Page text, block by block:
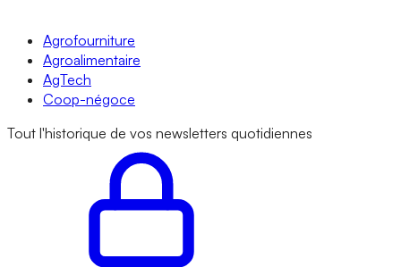
Agrofourniture
Agroalimentaire
AgTech
Coop-négoce
Tout l'historique de vos newsletters quotidiennes